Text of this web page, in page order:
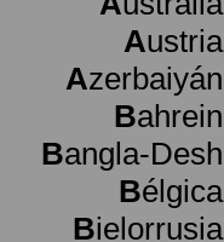
Austria
Azerbaiyán
Bahrein
Bangla-Desh
Bélgica
Bielorrusia